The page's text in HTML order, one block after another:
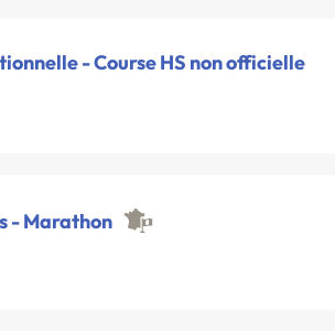
- Course HS non officielle
- Marathon